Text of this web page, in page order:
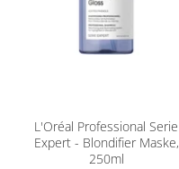
L'Oréal Professional Serie
Expert - Blondifier Maske,
250ml